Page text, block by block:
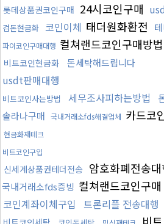
롯데상품권코인구매 24시코인구매
검돈현금화 코인이체 태더원화환전
파이코인구매대행 컬쳐랜드코인구매방법
비트코인현금화 돈세탁해드립니다
usdt판매대행
비트코인사는방법 세무조사피하는방법
솔라나구매 국내거래소fds해결업체 카드코
현금화재테크
비트코인구입
신세계상품권테더전송 암호화폐전송대
국내거래소fds증빙 컬쳐랜드코인구매
코인계좌이체구입 트론리플 전송대행